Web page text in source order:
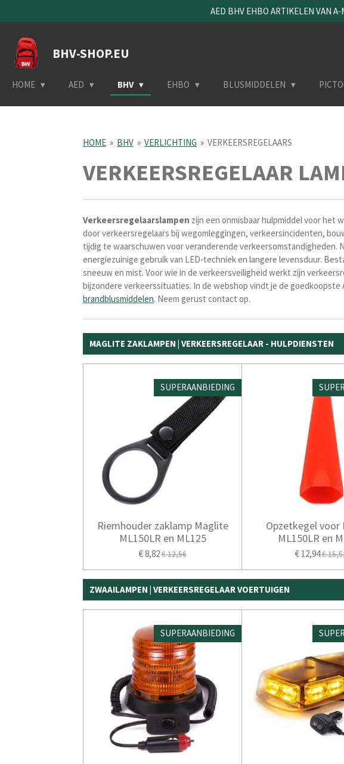
direct
naar
hoofdinhoud
AED BHV EHBO ARTIKELEN VAN
BHV-SHOP.EU
HOME AED BHV EHBO BLUSMIDDELEN
HOME » BHV » VERLICHTING » VERKEERSREGELAARS
VERKEERSREGELAAR
Verkeersregelaarslampen zijn een onmisbaar hulpmiddel voor het
door verkeersregelaars bij wegomleggingen, verkeersincidenten,
tijdig te waarschuwen voor veranderende verkeersomstandigheden.
energiezuinige gebruik van LED-techniek en langere levensduur.
sneeuw en mist. Voor wie in de verkeersveiligheid werkt zijn
bijzondere verkeerssituaties. In de webshop vindt je de goedkoopste
brandblusmiddelen. Neem gerust contact op.
MAGLITE ZAKLAMPEN | VERKEERSREGELAAR - HULPDIENSTEN
SUPERAANBIEDING
Riemhouder zaklamp Maglite
ML150LR en ML125
€ 8,82€ 12,56
Opzetkegel voor
ML150LR en
€ 12,94€
ZWAAILAMPEN | VERKEERSREGELAAR VOERTUIGEN
SUPERAANBIEDING